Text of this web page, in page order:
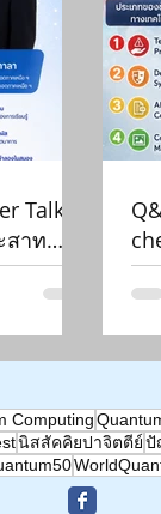
Talk |
สาท
Blind
2026 |
ข้อ
ง
Computing
นิสสัคคิยปาจิตตีย์ปั